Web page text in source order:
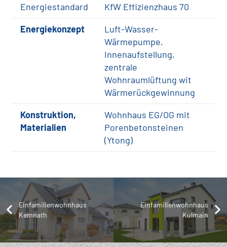
Energiestandard
KfW Effizienzhaus 70
Energiekonzept
Luft-Wasser-
Wärmepumpe,
Innenaufstellung,
zentrale
Wohnraumlüftung wit
Wärmerückgewinnung
Konstruktion,
Materialien
Wohnhaus EG/OG mit
Porenbetonsteinen
(Ytong)
Einfamilienwohnhaus
Kemnath
Einfamilienwohnhaus
Kulmain